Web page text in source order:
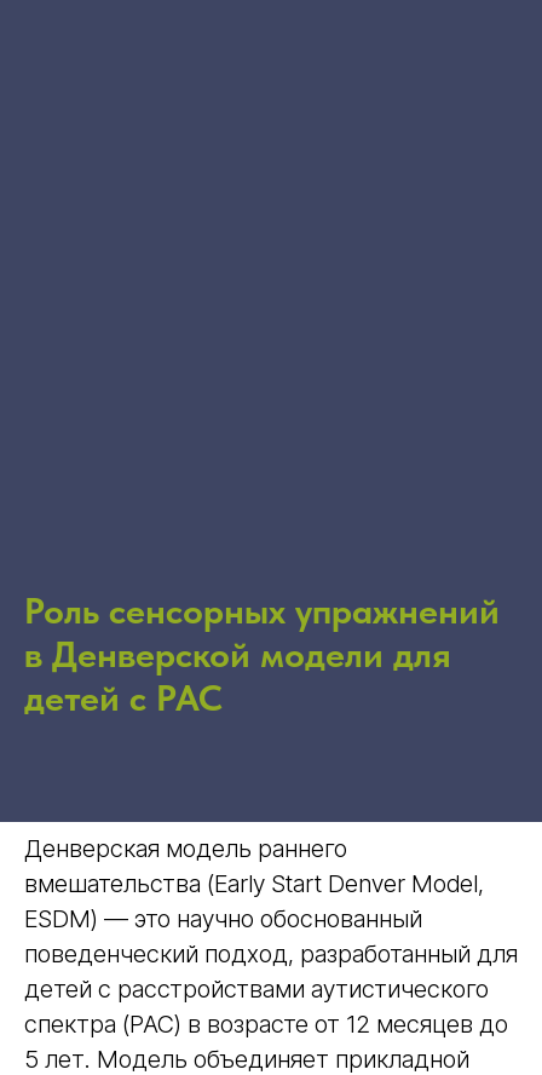
Роль сенсорных упражнений
в Денверской модели для
детей с РАС
Денверская модель раннего
вмешательства (Early Start Denver Model,
ESDM) — это научно обоснованный
поведенческий подход, разработанный для
детей с расстройствами аутистического
спектра (РАС) в возрасте от 12 месяцев до
5 лет. Модель объединяет прикладной